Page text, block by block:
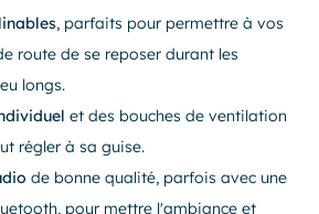
, parfaits pour permettre à vos
route de se reposer durant les
longs.
et des bouches de ventilation
régler à sa guise.
de bonne qualité, parfois avec une
pour mettre l'ambiance et